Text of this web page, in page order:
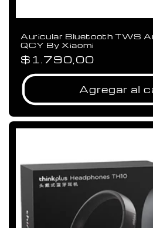
Auricular Bluetooth TWS
QCY By Xiaomi
Precio
habitual
$1.790,00
Agregar al